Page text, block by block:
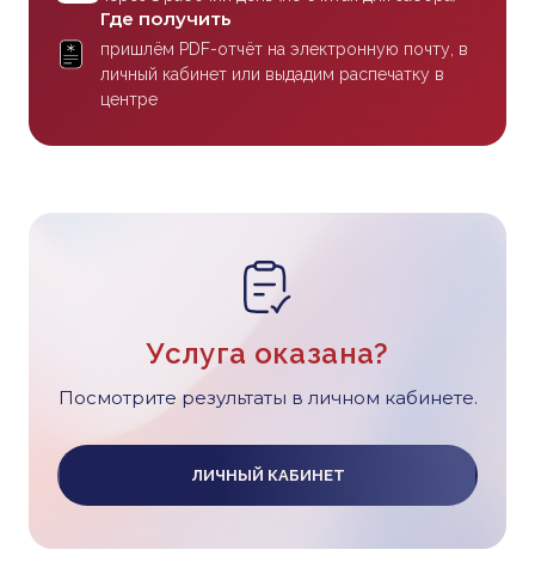
Где получить
пришлём PDF-отчёт на электронную почту, в
личный кабинет или выдадим распечатку в
центре
Услуга оказана?
Посмотрите результаты в личном кабинете.
ЛИЧНЫЙ КАБИНЕТ